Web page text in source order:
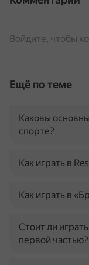
Войдите, чтобы
Ещё по теме
Каковы
спорте?
Как играть в
Как играть в
Стоит ли
первой частью?